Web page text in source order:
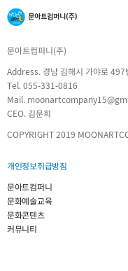
문아트컴퍼니(주)
Address. 경남 김해시 가야로
Tel. 055-331-0816
Mail.
CEO. 김문희
COPYRIGHT 2019
개인정보취급방침
문아트컴퍼니
문화예술교육
문화콘텐츠
커뮤니티